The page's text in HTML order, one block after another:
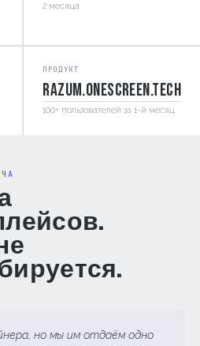
2 месяца
ПРОДУКТ
razum.onescreen.tech
100+ пользователей за 1-й месяц
но мы им отдаём одно